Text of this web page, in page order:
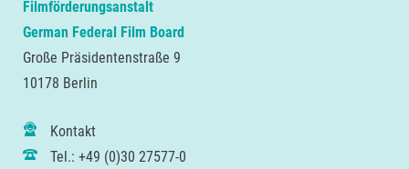
Filmförderungsanstalt
German Federal Film Board
Große Präsidentenstraße 9
10178 Berlin
Kontakt
Tel.: +49 (0)30 27577-0